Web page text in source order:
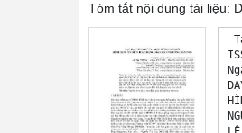
Tóm tắt nội dung tài liệu: